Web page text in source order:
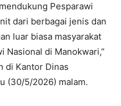
Pesparawi
dari berbagai jenis dan
luar biasa masyarakat
Nasional di Manokwari,”
di Kantor Dinas
(30/5/2026) malam.